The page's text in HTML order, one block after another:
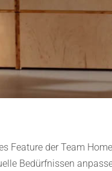
Feature der Team
Bedürfnissen